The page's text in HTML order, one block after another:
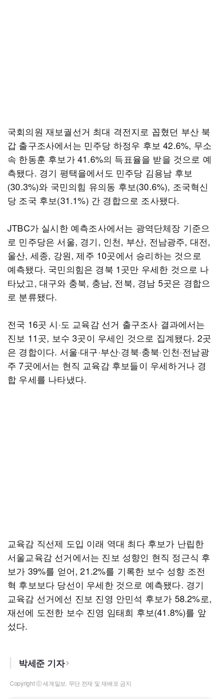
국회의원 재보궐선거 최대 격전지로 꼽혔던 부산 북
갑 출구조사에서는 민주당 하정우 후보 42.6%, 무소
속 한동훈 후보가 41.6%의 득표율을 받을 것으로 예
측됐다. 경기 평택을에서도 민주당 김용남 후보
(30.3%)와 국민의힘 유의동 후보(30.6%), 조국혁신
당 조국 후보(31.1%) 간 경합으로 조사됐다.
JTBC가 실시한 예측조사에서는 광역단체장 기준으
로 민주당은 서울, 경기, 인천, 부산, 전남광주, 대전,
울산, 세종, 강원, 제주 10곳에서 승리하는 것으로
예측됐다. 국민의힘은 경북 1곳만 우세한 것으로 나
타났고, 대구와 충북, 충남, 전북, 경남 5곳은 경합으
로 분류됐다.
전국 16곳 시·도 교육감 선거 출구조사 결과에서는
진보 11곳, 보수 3곳이 우세인 것으로 집계됐다. 2곳
은 경합이다. 서울·대구·부산·경북·충북·인천·전남광
주 7곳에서는 현직 교육감 후보들이 우세하거나 경
합 우세를 나타냈다.
교육감 직선제 도입 이래 역대 최다 후보가 난립한
서울교육감 선거에서는 진보 성향인 현직 정근식 후
보가 39%를 얻어, 21.2%를 기록한 보수 성향 조전
혁 후보보다 당선이 우세한 것으로 예측됐다. 경기
교육감 선거에선 진보 진영 안민석 후보가 58.2%로,
재선에 도전한 보수 진영 임태희 후보(41.8%)를 앞
섰다.
박세준 기자
Copyright ⓒ 세계일보. 무단 전재 및 재배포 금지